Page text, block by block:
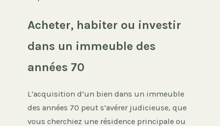
Acheter, habiter ou investir
dans un immeuble des
années 70
L’acquisition d’un bien dans un immeuble
des années 70 peut s’avérer judicieuse, que
vous cherchiez une résidence principale ou